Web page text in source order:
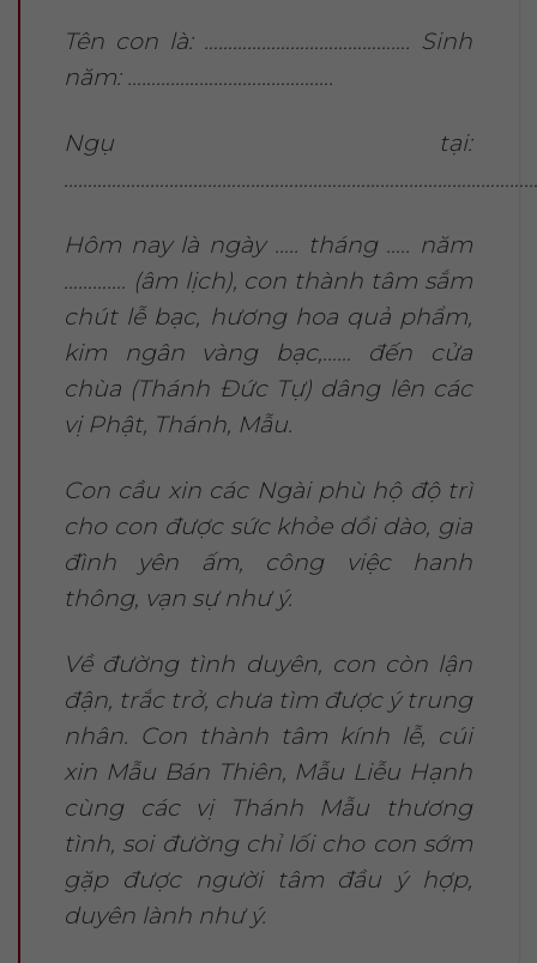
Tên con là: ……………………………………. Sinh
năm: …………………………………….
Ngụ tại:
Hôm nay là ngày ….. tháng ….. năm
…………. (âm lịch), con thành tâm sắm
chút lễ bạc, hương hoa quả phẩm,
kim ngân vàng bạc,…… đến cửa
chùa (Thánh Đức Tự) dâng lên các
vị Phật, Thánh, Mẫu.
Con cầu xin các Ngài phù hộ độ trì
cho con được sức khỏe dồi dào, gia
đình yên ấm, công việc hanh
thông, vạn sự như ý.
Về đường tình duyên, con còn lận
đận, trắc trở, chưa tìm được ý trung
nhân. Con thành tâm kính lễ, cúi
xin Mẫu Bán Thiên, Mẫu Liễu Hạnh
cùng các vị Thánh Mẫu thương
tình, soi đường chỉ lối cho con sớm
gặp được người tâm đầu ý hợp,
duyên lành như ý.